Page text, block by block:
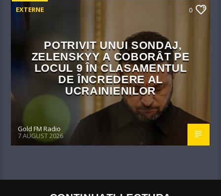
EXTERNE 0
POTRIVIT UNUI SONDAJ,
ZELENSKYY A COBORÂT PE
LOCUL 9 ÎN CLASAMENTUL
DE ÎNCREDERE AL
UCRAINIENILOR
Gold FM Radio
7 AUGUST 2026